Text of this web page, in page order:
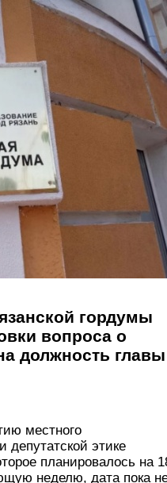
гордумы
вопроса о
должность главы
местного
депутатской этике
планировалось на
неделю, дата пока